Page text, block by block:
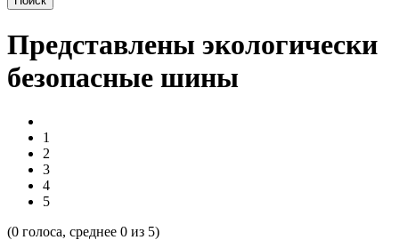
Представлены экологически
безопасные шины
1
2
3
4
5
(0 голоса, среднее 0 из 5)